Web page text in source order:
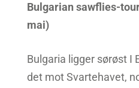
Bulgarian sawflies-
mai)
Bulgaria ligger sørøst I
det mot Svartehavet,